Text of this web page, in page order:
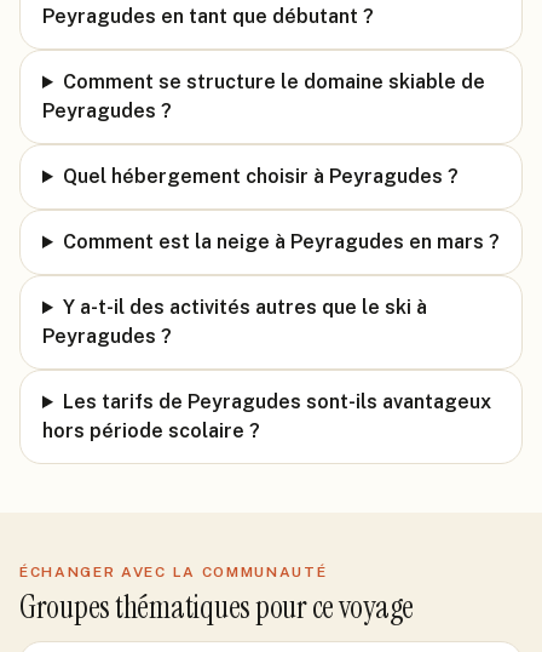
Peyragudes en tant que débutant ?
Comment se structure le domaine skiable de
Peyragudes ?
Quel hébergement choisir à Peyragudes ?
Comment est la neige à Peyragudes en mars ?
Y a-t-il des activités autres que le ski à
Peyragudes ?
Les tarifs de Peyragudes sont-ils avantageux
hors période scolaire ?
ÉCHANGER AVEC LA COMMUNAUTÉ
Groupes thématiques pour ce voyage